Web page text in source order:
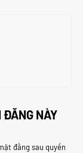
ĐĂNG NÀY
đằng sau quyền